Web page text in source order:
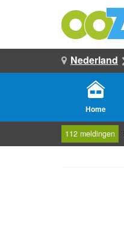
Nederland
Home
112 meldingen